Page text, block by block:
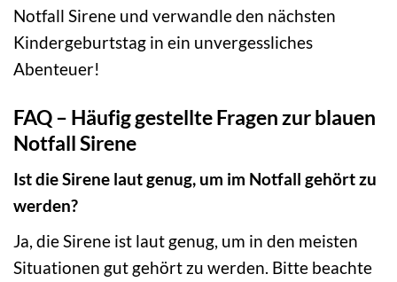
Notfall Sirene und verwandle den nächsten
Kindergeburtstag in ein unvergessliches
Abenteuer!
FAQ – Häufig gestellte Fragen zur blauen
Notfall Sirene
Ist die Sirene laut genug, um im Notfall gehört zu
werden?
Ja, die Sirene ist laut genug, um in den meisten
Situationen gut gehört zu werden. Bitte beachte